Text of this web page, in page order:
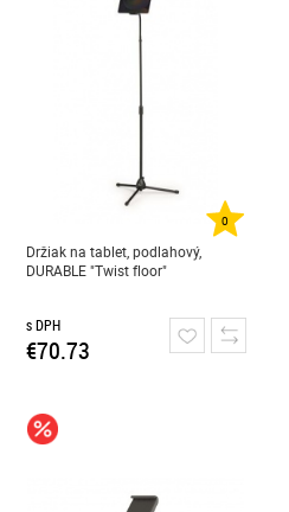
0
Držiak na tablet, podlahový,
DURABLE "Twist floor"
s DPH
€70.73